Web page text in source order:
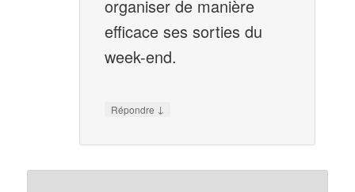
organiser de manière
efficace ses sorties du
week-end.
Répondre ↓